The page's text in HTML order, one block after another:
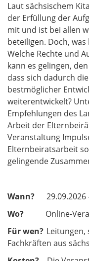
Laut sächsischem
der Erfüllung der
mit und ist bei allen
beteiligen. Doch,
Welche Rechte und
kann es gelingen,
dass sich dadurch
bestmöglicher
weiterentwickelt?
Empfehlungen des
Arbeit der
Veranstaltung
Elternbeiratsarbeit
gelingende
Wann? 29.09.2026
Wo? Online-
Für wen?
Fachkräften aus